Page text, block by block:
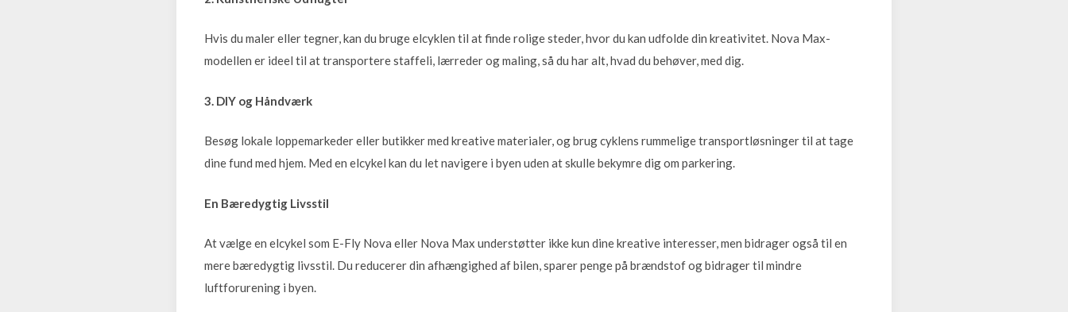
Hvis du maler eller tegner, kan du bruge elcyklen til at finde rolige steder, hvor du kan udfolde din kreativitet. Nova Max-
modellen er ideel til at transportere staffeli, lærreder og maling, så du har alt, hvad du behøver, med dig.
3. DIY og Håndværk
Besøg lokale loppemarkeder eller butikker med kreative materialer, og brug cyklens rummelige transportløsninger til at tage
dine fund med hjem. Med en elcykel kan du let navigere i byen uden at skulle bekymre dig om parkering.
En Bæredygtig Livsstil
At vælge en elcykel som E-Fly Nova eller Nova Max understøtter ikke kun dine kreative interesser, men bidrager også til en
mere bæredygtig livsstil. Du reducerer din afhængighed af bilen, sparer penge på brændstof og bidrager til mindre
luftforurening i byen.